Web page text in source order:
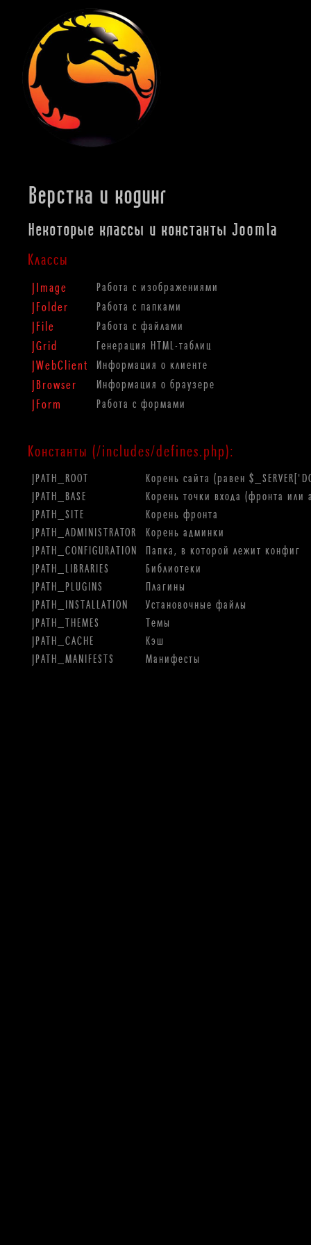
Верстка и кодинг
Некоторые классы и константы Joomla
Классы
JImage Работа с изображениями
JFolder Работа с папками
JFile Работа с файлами
JGrid Генерация HTML-таблиц
JWebClient Информация о клиенте
JBrowser Информация о браузере
JForm Работа с формами
Константы (/includes/defines.php):
JPATH_ROOT
Корень сайта (равен
JPATH_BASE
Корень точки входа (фронта или
JPATH_SITE
Корень фронта
JPATH_ADMINISTRATOR
Корень админки
JPATH_CONFIGURATION
Папка, в которой лежит конфиг
JPATH_LIBRARIES
Библиотеки
JPATH_PLUGINS
Плагины
JPATH_INSTALLATION
Установочные файлы
JPATH_THEMES
Темы
JPATH_CACHE
Кэш
JPATH_MANIFESTS
Манифесты